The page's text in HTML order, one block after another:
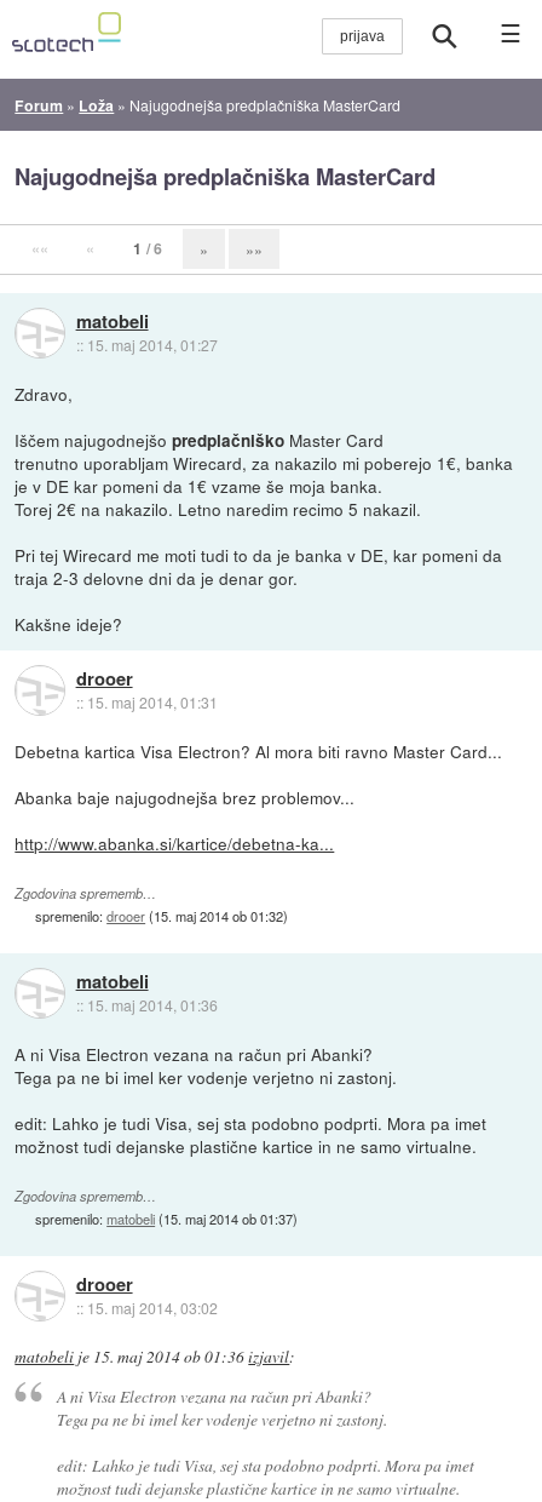
☰
Forum » Loža » Najugodnejša predplačniška MasterCard
Najugodnejša predplačniška MasterCard
«« « 1 / 6 » »»
matobeli
:: 15. maj 2014, 01:27
Zdravo,
Iščem najugodnejšopredplačniško Master Card
trenutno uporabljam Wirecard, za nakazilo mi poberejo 1€, banka
je v DE kar pomeni da 1€ vzame še moja banka.
Torej 2€ na nakazilo. Letno naredim recimo 5 nakazil.
Pri tej Wirecard me moti tudi to da je banka v DE, kar pomeni da
traja 2-3 delovne dni da je denar gor.
Kakšne ideje?
drooer
:: 15. maj 2014, 01:31
Debetna kartica Visa Electron? Al mora biti ravno Master Card...
Abanka baje najugodnejša brez problemov...
http://www.abanka.si/kartice/debetna-ka...
Zgodovina sprememb…
spremenilo:drooer(15. maj 2014 ob 01:32)
matobeli
:: 15. maj 2014, 01:36
A ni Visa Electron vezana na račun pri Abanki?
Tega pa ne bi imel ker vodenje verjetno ni zastonj.
edit: Lahko je tudi Visa, sej sta podobno podprti. Mora pa imet
možnost tudi dejanske plastične kartice in ne samo virtualne.
Zgodovina sprememb…
spremenilo:matobeli(15. maj 2014 ob 01:37)
drooer
:: 15. maj 2014, 03:02
matobeli je 15. maj 2014 ob 01:36izjavil:
A ni Visa Electron vezana na račun pri Abanki?
Tega pa ne bi imel ker vodenje verjetno ni zastonj.
edit: Lahko je tudi Visa, sej sta podobno podprti. Mora pa imet
možnost tudi dejanske plastične kartice in ne samo virtualne.